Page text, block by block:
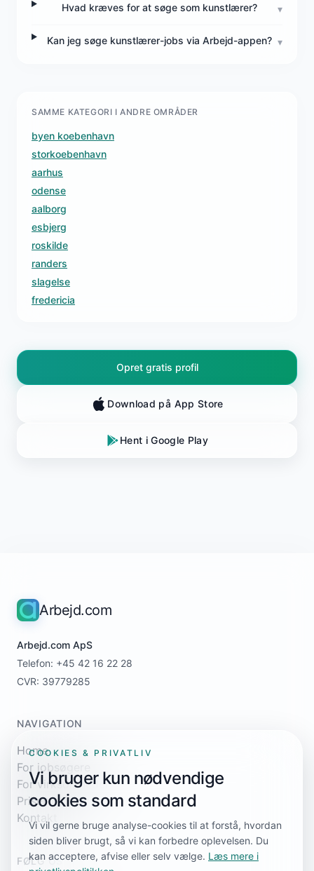
Hvad kræves for at søge som kunstlærer? ▾
Kan jeg søge kunstlærer-jobs via Arbejd-appen? ▾
SAMME KATEGORI I ANDRE OMRÅDER
byen koebenhavn
storkoebenhavn
aarhus
odense
aalborg
esbjerg
roskilde
randers
slagelse
fredericia
Opret gratis profil
Download på App Store
Hent i Google Play
Arbejd.com
Arbejd.com ApS
Telefon: +45 42 16 22 28
CVR: 39779285
NAVIGATION
Home
For jobsøgere
For virksomheder
Priser
Kontakt
FØLG OS
COOKIES & PRIVATLIV
Vi bruger kun nødvendige
cookies som standard
Vi vil gerne bruge analyse-cookies til at forstå, hvordan
siden bliver brugt, så vi kan forbedre oplevelsen. Du
kan acceptere, afvise eller selv vælge. Læs mere i